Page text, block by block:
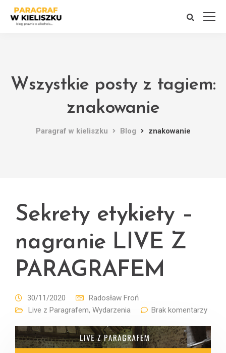
Wszystkie posty z tagiem:
znakowanie
Paragraf w kieliszku Blog znakowanie
Sekrety etykiety –
nagranie LIVE Z
PARAGRAFEM
30/11/2020
Radosław Froń
Live z Paragrafem, Wydarzenia Brak komentarzy